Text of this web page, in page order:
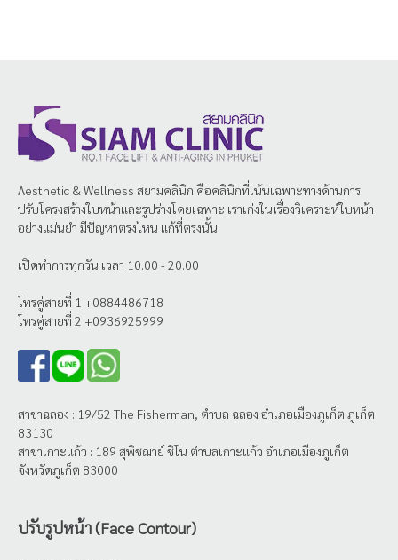
Aesthetic & Wellness สยามคลินิก คือคลินิกที่เน้นเฉพาะทางด้านการ
ปรับโครงสร้างใบหน้าและรูปร่างโดยเฉพาะ เราเก่งในเรื่องวิเคราะห์ใบหน้า
อย่างแม่นยำ มีปัญหาตรงไหน แก้ที่ตรงนั้น
เปิดทำการทุกวัน เวลา 10.00 - 20.00
โทรคู่สายที่ 1 +0884486718
โทรคู่สายที่ 2 +0936925999
สาขาฉลอง : 19/52 The Fisherman, ตำบล ฉลอง อำเภอเมืองภูเก็ต ภูเก็ต
83130
สาขาเกาะแก้ว : 189 สุพิชฌาย์ ชิโน ตำบลเกาะแก้ว อำเภอเมืองภูเก็ต
จังหวัดภูเก็ต 83000
ปรับรูปหน้า (Face Contour)